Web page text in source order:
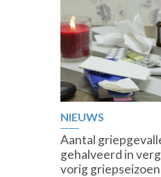
NIEUWS
Aantal
gehalveerd in
vorig griepseizoen